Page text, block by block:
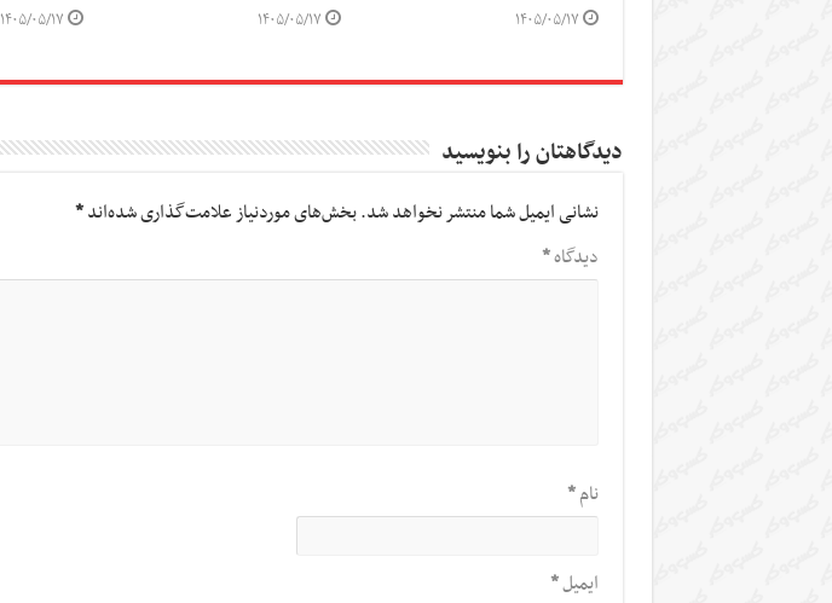
۱۴۰۵/۰۵/۱۷ ۱۴۰۵/۰۵/۱۷ ۱۴۰۵/۰۵/۱۷
دیدگاهتان را بنویسید
نشانی ایمیل شما منتشر نخواهد شد.بخش‌های موردنیاز علامت‌گذاری شده‌اند*
دیدگاه*
نام*
ایمیل*